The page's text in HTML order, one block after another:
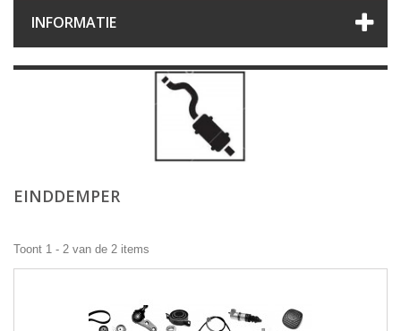
INFORMATIE
EINDDEMPER
Toont 1 - 2 van de 2 items